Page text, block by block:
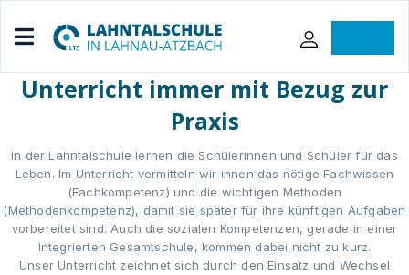
Unterricht immer mit Bezug zur
Praxis
In der Lahntalschule lernen die Schülerinnen und Schüler für das
Leben. Im Unterricht vermitteln wir ihnen das nötige Fachwissen
(Fachkompetenz) und die wichtigen Methoden
(Methodenkompetenz), damit sie später für ihre künftigen Aufgaben
vorbereitet sind. Auch die sozialen Kompetenzen, gerade in einer
Integrierten Gesamtschule, kommen dabei nicht zu kurz.
Unser Unterricht zeichnet sich durch den Einsatz und Wechsel